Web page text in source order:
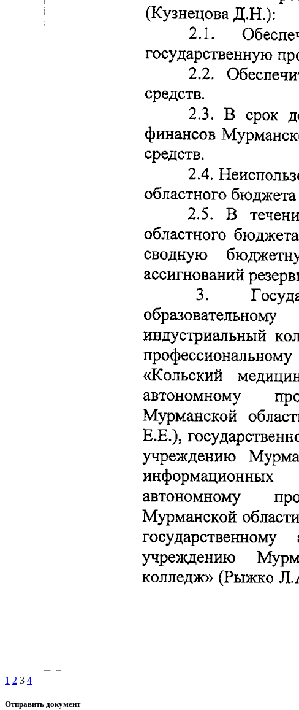
1 2 3 4
Отправить документ